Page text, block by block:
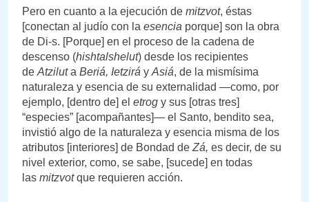
Pero en cuanto a la ejecución de mitzvot, éstas
[conectan al judío con la esencia porque] son la obra
de Di-s. [Porque] en el proceso de la cadena de
descenso (hishtalshelut) desde los recipientes
de Atziluta Beriá, Ietzirá y Asiá, de la mismísima
naturaleza y esencia de su externalidad —como, por
ejemplo, [dentro de] el etrog y sus [otras tres]
“especies” [acompañantes]— el Santo, bendito sea,
invistió algo de la naturaleza y esencia misma de los
atributos [interiores] de Bondad de Zá, es decir, de su
nivel exterior, como, se sabe, [sucede] en todas
las mitzvotque requieren acción.